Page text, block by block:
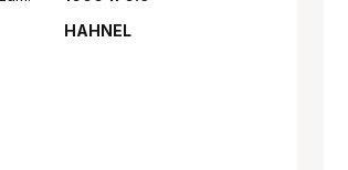
HAHNEL